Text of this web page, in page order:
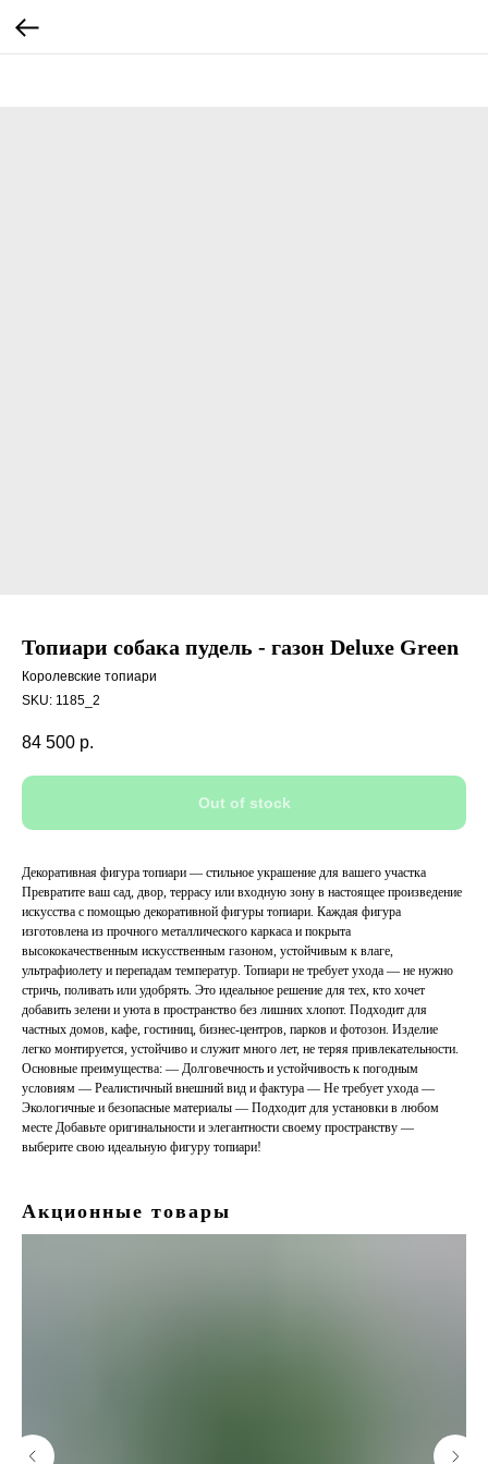
Топиари собака пудель - газон Deluxe Green
Королевские топиари
SKU: 1185_2
84 500 р.
Out of stock
Декоративная фигура топиари — стильное украшение для вашего участка
Превратите ваш сад, двор, террасу или входную зону в настоящее произведение
искусства с помощью декоративной фигуры топиари. Каждая фигура
изготовлена из прочного металлического каркаса и покрыта
высококачественным искусственным газоном, устойчивым к влаге,
ультрафиолету и перепадам температур. Топиари не требует ухода — не нужно
стричь, поливать или удобрять. Это идеальное решение для тех, кто хочет
добавить зелени и уюта в пространство без лишних хлопот. Подходит для
частных домов, кафе, гостиниц, бизнес-центров, парков и фотозон. Изделие
легко монтируется, устойчиво и служит много лет, не теряя привлекательности.
Основные преимущества: — Долговечность и устойчивость к погодным
условиям — Реалистичный внешний вид и фактура — Не требует ухода —
Экологичные и безопасные материалы — Подходит для установки в любом
месте Добавьте оригинальности и элегантности своему пространству —
выберите свою идеальную фигуру топиари!
Акционные товары